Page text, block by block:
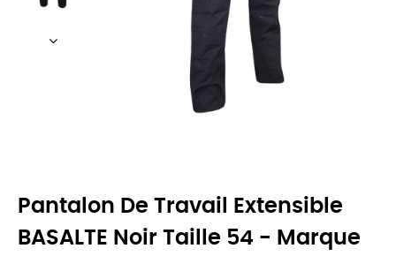
Pantalon De Travail Extensible
BASALTE Noir Taille 54 - Marque